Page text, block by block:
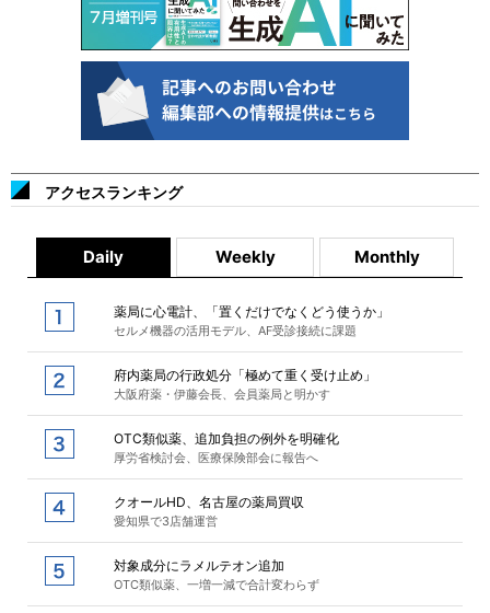
アクセスランキング
Daily Weekly Monthly
薬局に心電計、「置くだけでなくどう使うか」
セルメ機器の活用モデル、AF受診接続に課題
府内薬局の行政処分「極めて重く受け止め」
大阪府薬・伊藤会長、会員薬局と明かす
OTC類似薬、追加負担の例外を明確化
厚労省検討会、医療保険部会に報告へ
クオールHD、名古屋の薬局買収
愛知県で3店舗運営
対象成分にラメルテオン追加
OTC類似薬、一増一減で合計変わらず